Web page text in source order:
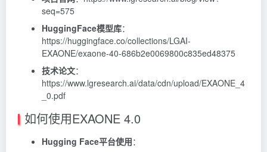
seq=575
HuggingFace模型库：
https://huggingface.co/collections/LGAI-
EXAONE/exaone-40-686b2e0069800c835ed48375
技术论文：
https://www.lgresearch.ai/data/cdn/upload/EXAONE_4
_0.pdf
如何使用EXAONE 4.0
Hugging Face平台使用：